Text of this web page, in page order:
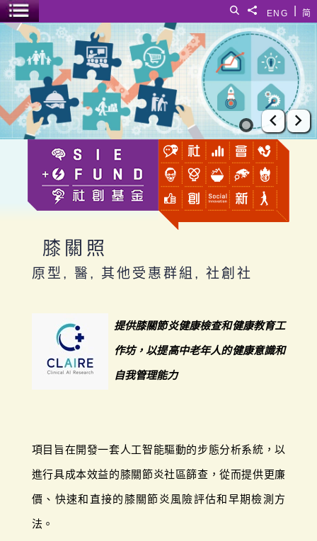
简
ENG
分享給
搜尋
選單開關
膝關照
上一張
下
膝關照
原型, 醫, 其他受惠群組, 社創社
提供膝關節炎健康檢查和健康教育工
作坊，以提高中老年人的健康意識和
自我管理能力
項目旨在開發一套人工智能驅動的步態分析系統，以
進行具成本效益的膝關節炎社區篩查，從而提供更廉
價、快速和直接的膝關節炎風險評估和早期檢測方
法。